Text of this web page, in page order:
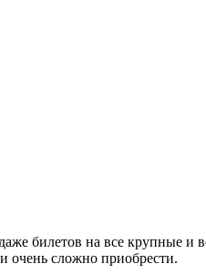
билетов на все крупные
очень сложно приобрести.